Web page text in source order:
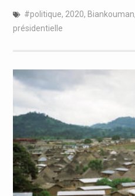
#politique, 2020, Biankouman,
présidentielle